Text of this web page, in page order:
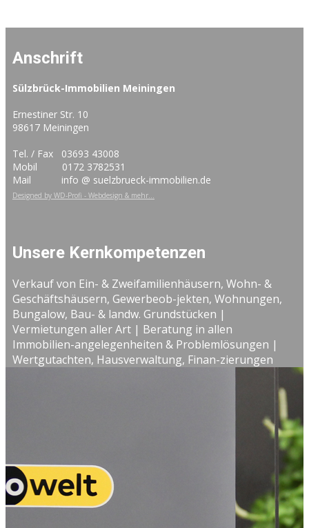
Anschrift
Sülzbrück-Immobilien Meiningen
Ernestiner Str. 10
98617 Meiningen
Tel. / Fax 03693 43008
Mobil 0172 3782531
Mail info @ suelzbrueck-immobilien.de
Designed by WD-Profi - Webdesign & mehr...
Unsere Kernkompetenzen
Verkauf von Ein- & Zweifamilienhäusern, Wohn- &
Geschäftshäusern, Gewerbeob-jekten, Wohnungen,
Bungalow, Bau- & landw. Grundstücken |
Vermietungen aller Art | Beratung in allen
Immobilien-angelegenheiten & Problemlösungen |
Wertgutachten, Hausverwaltung, Finan-zierungen